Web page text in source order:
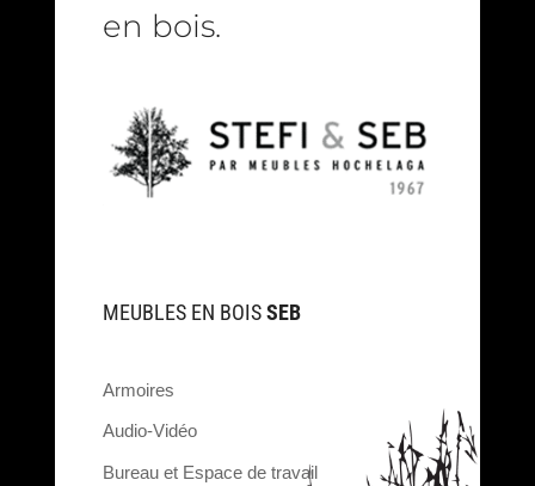
en bois.
MEUBLES EN BOISSEB
Armoires
Audio-Vidéo
Bureau et Espace de travail